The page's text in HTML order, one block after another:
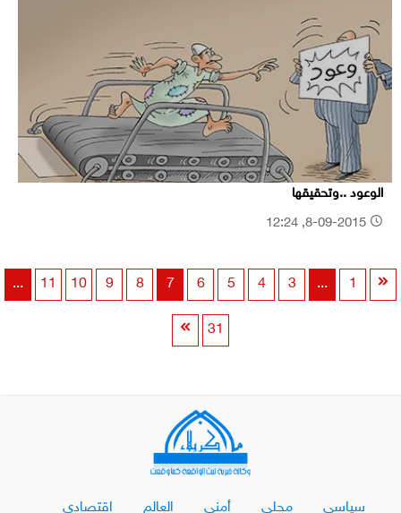
الوعود ..وتحقيقها
1
...
3
4
5
6
7
8
9
10
11
...
31
سياسي محلي أمني العالم اقتصادي